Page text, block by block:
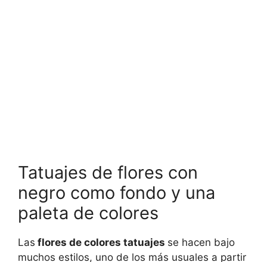
Tatuajes de flores con
negro como fondo y una
paleta de colores
Las flores de colores tatuajes se hacen bajo
muchos estilos, uno de los más usuales a partir